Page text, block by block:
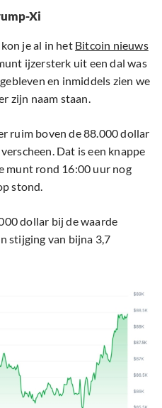
Xi
kon je al in het Bitcoin nieuws
ijzersterk uit een dal was
en inmiddels zien we
zijn naam staan.
ruim boven de 88.000 dollar
Dat is een knappe
munt rond 16:00 uur nog
stond.
dollar bij de waarde
stijging van bijna 3,7